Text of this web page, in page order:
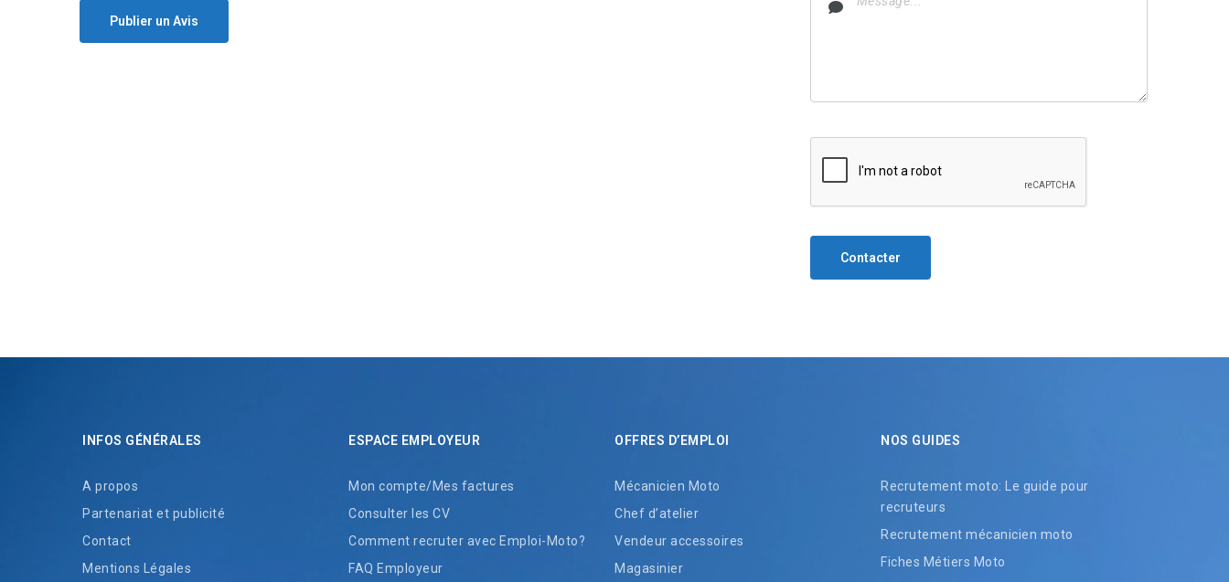
Publier un Avis
Contacter
INFOS GÉNÉRALES
A propos
Partenariat et publicité
Contact
Mentions Légales
ESPACE EMPLOYEUR
Mon compte/Mes factures
Consulter les CV
Comment recruter avec Emploi-Moto?
FAQ Employeur
OFFRES D’EMPLOI
Mécanicien Moto
Chef d’atelier
Vendeur accessoires
Magasinier
NOS GUIDES
Recrutement moto: Le guide pour
recruteurs
Recrutement mécanicien moto
Fiches Métiers Moto